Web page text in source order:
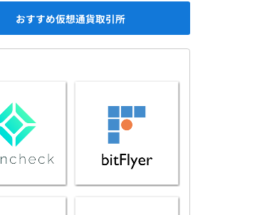
おすすめ仮想通貨取引所